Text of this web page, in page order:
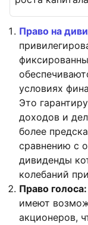
Право на
условиях
Это
доходов и
более
сравнению с
дивиденды
колебаний
Право голоса:
имеют
акционеров,